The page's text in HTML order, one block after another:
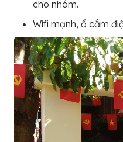
cho nhóm.
Wifi mạnh, ổ cắm